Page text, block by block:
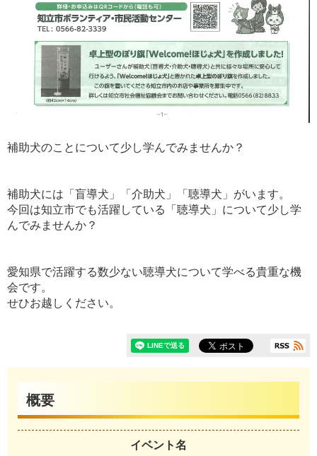
補助犬のことについて少し学んでみませんか？
補助犬には「盲導犬」「介助犬」「聴導犬」がいます。
今回は知立市でも活躍している「聴導犬」について少し学
んでみませんか？
愛知県で活躍する数少ない聴導犬について学べる貴重な機
会です。
せひお越しください。
概要
イベント名